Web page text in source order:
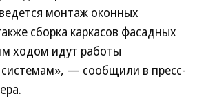
монтаж оконных
сборка каркасов фасадных
ходом идут работы
— сообщили в пресс-